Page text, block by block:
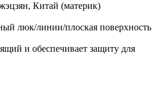
Китай (материк)
люк/линии/плоская поверхность
и обеспечивает защиту для